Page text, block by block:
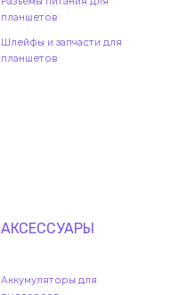
планшетов
Шлейфы и запчасти для
планшетов
АКСЕССУАРЫ
Аккумуляторы для